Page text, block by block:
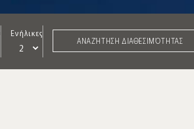
Ενήλικες
ΑΝΑΖΉΤΗΣΗ ΔΙΑΘΕΣΙΜΌΤΗΤΑΣ